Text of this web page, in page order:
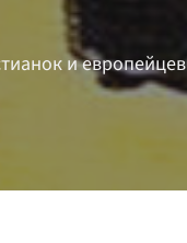
и европейцев